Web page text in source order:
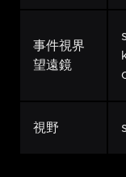
事件視界
望遠鏡
視野